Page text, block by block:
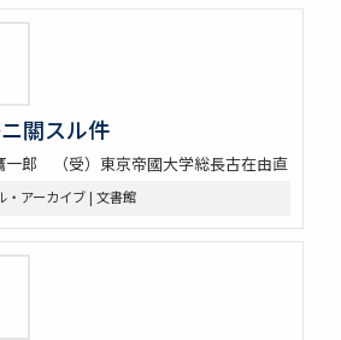
關スル件
一郎 （受）東京帝國大学総長古在由直
・アーカイブ | 文書館